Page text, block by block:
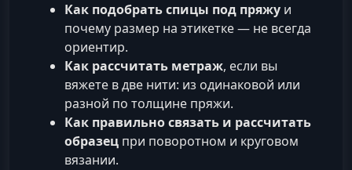
Как подобрать спицы под пряжу и
почему размер на этикетке — не всегда
ориентир.
Как рассчитать метраж, если вы
вяжете в две нити: из одинаковой или
разной по толщине пряжи.
Как правильно связать и рассчитать
образец при поворотном и круговом
вязании.